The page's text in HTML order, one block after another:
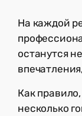
На каждой
останутся
Как
несколько